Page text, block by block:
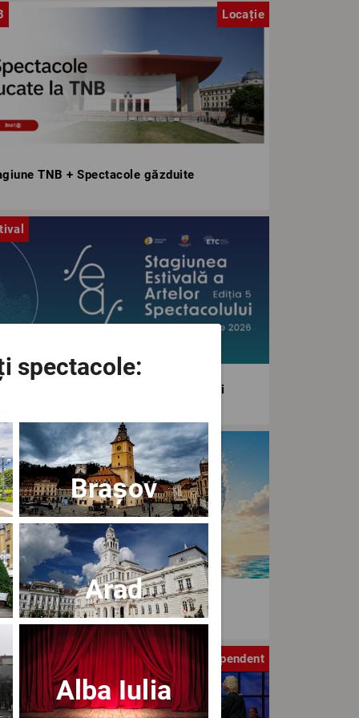
Locație
TNB + Spectacole găzduite
Estivală a Artelor Spectacolului
Film & Arts Festival editia IV
Independent
spectacole:
Brașov
Arad
Alba Iulia